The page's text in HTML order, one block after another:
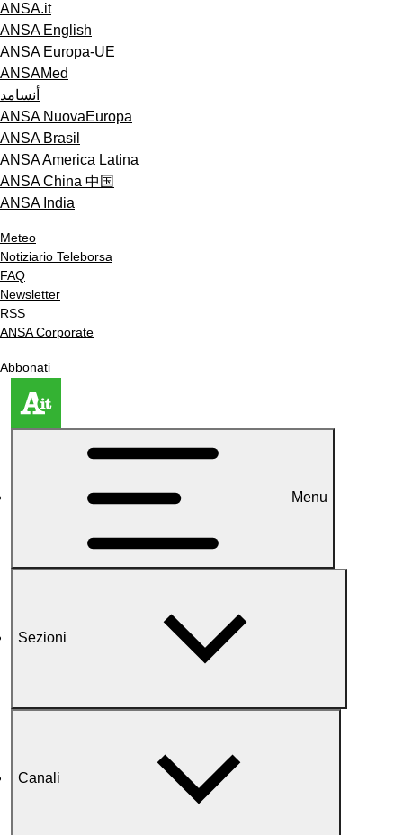
ANSA.it
ANSA English
ANSA Europa-UE
ANSAMed
أنسامد
ANSA NuovaEuropa
ANSA Brasil
ANSA America Latina
ANSA China 中国
ANSA India
Meteo
Notiziario Teleborsa
FAQ
Newsletter
RSS
ANSA Corporate
Abbonati
Menu
Sezioni
Canali